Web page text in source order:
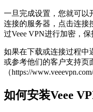
一旦完成设置，您就可以
连接的服务器，点击连接
过Veee VPN进行加密，保
如果在下载或连接过程中
或参考他们的客户支持页
（https://
如何安装Veee